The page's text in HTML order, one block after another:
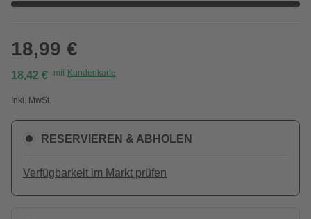
18,99 €
18,42 € mit Kundenkarte
Inkl. MwSt.
RESERVIEREN & ABHOLEN
Verfügbarkeit im Markt prüfen